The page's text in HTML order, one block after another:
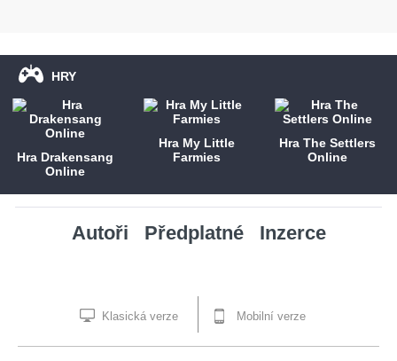
HRY
Hra Drakensang
Online
Hra My Little
Farmies
Hra The Settlers
Online
Autoři Předplatné Inzerce
Klasická verze Mobilní verze